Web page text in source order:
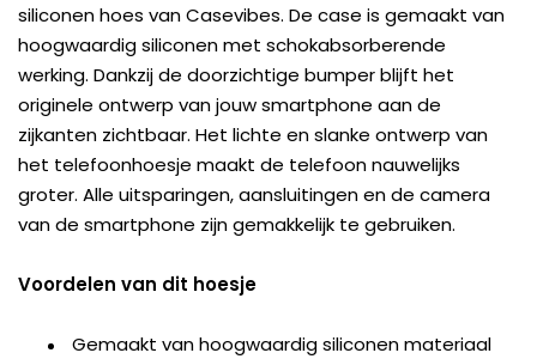
siliconen hoes van Casevibes. De case is gemaakt van
hoogwaardig siliconen met schokabsorberende
werking. Dankzij de doorzichtige bumper blijft het
originele ontwerp van jouw smartphone aan de
zijkanten zichtbaar. Het lichte en slanke ontwerp van
het telefoonhoesje maakt de telefoon nauwelijks
groter. Alle uitsparingen, aansluitingen en de camera
van de smartphone zijn gemakkelijk te gebruiken.
Voordelen van dit hoesje
Gemaakt van hoogwaardig siliconen materiaal